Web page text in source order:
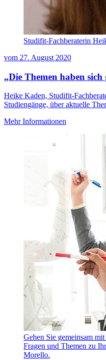
Studifit-Fachberaterin
vom 27. August 2020
„Die Themen haben sich
Heike Kaden, Studifit-
Studiengänge, über aktuelle
Mehr Informationen
Gehen Sie gemeinsam
Fragen und Themen zu
Morello.